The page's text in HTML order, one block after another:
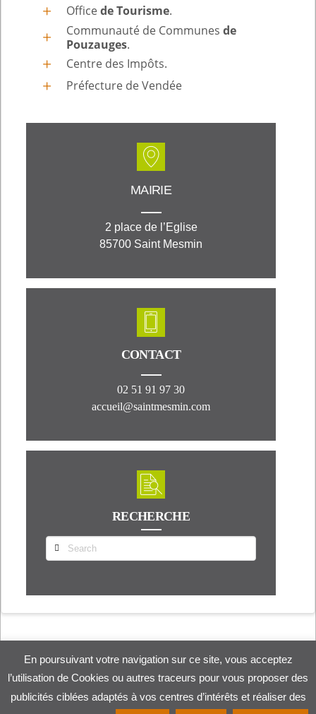
Officede Tourisme.
Communauté de Communes de
Pouzauges.
Centre des Impôts.
Préfecture de Vendée
MAIRIE
2 place de l’Eglise
85700 Saint Mesmin
CONTACT
02 51 91 97 30
accueil@saintmesmin.com
RECHERCHE
Search
ACCUEIL DÉCOUVRIR ST MESMIN
VOTRE MAIRIE
Création Procom Probureau
En poursuivant votre navigation sur ce site, vous acceptez
l’utilisation de Cookies ou autres traceurs pour vous proposer des
publicités ciblées adaptés à vos centres d’intérêts et réaliser des